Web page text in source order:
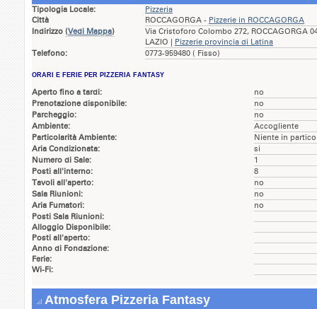
Tipologia Locale:
Pizzeria
Città
ROCCAGORGA - Pizzerie in ROCCAGORGA
Indirizzo (Vedi Mappa)
Via Cristoforo Colombo 272, ROCCAGORGA
LAZIO | Pizzerie provincia di Latina
Telefono:
0773-959480 ( Fisso)
ORARI E FERIE PER PIZZERIA FANTASY
Aperto fino a tardi:
no
Prenotazione disponibile:
no
Parcheggio:
no
Ambiente:
Accogliente
Particolarità Ambiente:
Niente in
Aria Condizionata:
si
Numero di Sale:
1
Posti all'interno:
8
Tavoli all'aperto:
no
Sala Riunioni:
no
Aria Fumatori:
no
Posti Sala Riunioni:
Alloggio Disponibile:
Posti all'aperto:
Anno di Fondazione:
Ferie:
Wi-Fi:
Atmosfera Pizzeria Fantasy